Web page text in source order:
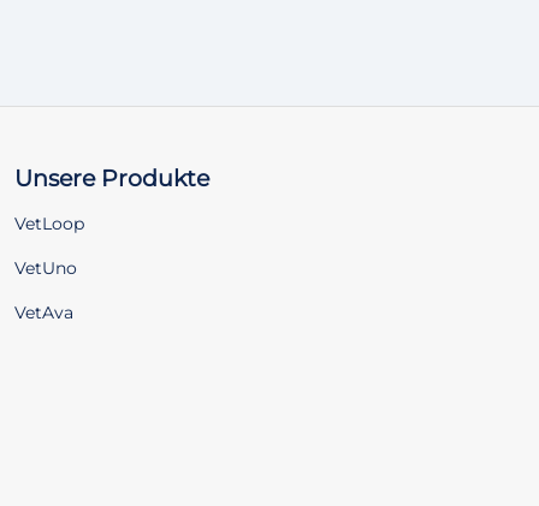
Unsere Produkte
VetLoop
VetUno
VetAva